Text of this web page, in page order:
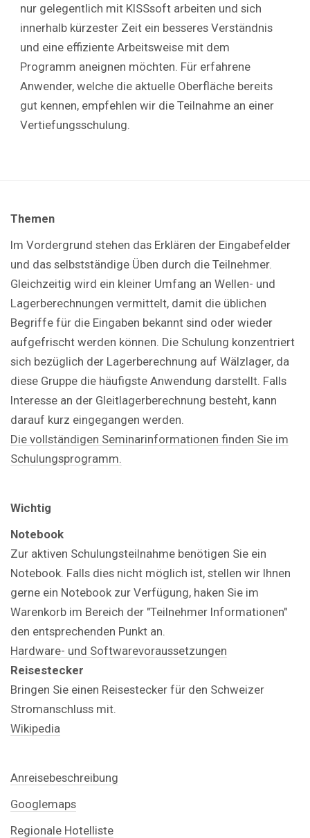
nur gelegentlich mit KISSsoft arbeiten und sich
innerhalb kürzester Zeit ein besseres Verständnis
und eine effiziente Arbeitsweise mit dem
Programm aneignen möchten. Für erfahrene
Anwender, welche die aktuelle Oberfläche bereits
gut kennen, empfehlen wir die Teilnahme an einer
Vertiefungsschulung.
Themen
Im Vordergrund stehen das Erklären der Eingabefelder
und das selbstständige Üben durch die Teilnehmer.
Gleichzeitig wird ein kleiner Umfang an Wellen- und
Lagerberechnungen vermittelt, damit die üblichen
Begriffe für die Eingaben bekannt sind oder wieder
aufgefrischt werden können. Die Schulung konzentriert
sich bezüglich der Lagerberechnung auf Wälzlager, da
diese Gruppe die häufigste Anwendung darstellt. Falls
Interesse an der Gleitlagerberechnung besteht, kann
darauf kurz eingegangen werden.
Die vollständigen Seminarinformationen finden Sie im
Schulungsprogramm.
Wichtig
Notebook
Zur aktiven Schulungsteilnahme benötigen Sie ein
Notebook. Falls dies nicht möglich ist, stellen wir Ihnen
gerne ein Notebook zur Verfügung, haken Sie im
Warenkorb im Bereich der "Teilnehmer Informationen"
den entsprechenden Punkt an.
Hardware- und Softwarevoraussetzungen
Reisestecker
Bringen Sie einen Reisestecker für den Schweizer
Stromanschluss mit.
Wikipedia
Anreisebeschreibung
Googlemaps
Regionale Hotelliste